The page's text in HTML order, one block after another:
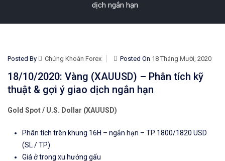
dịch ngắn hạn
Posted By Chứng Khoán Forex Posted On 18 Tháng Mười, 2020
18/10/2020: Vàng (XAUUSD) – Phân tích kỹ
thuật & gợi ý giao dịch ngắn hạn
Gold Spot / U.S. Dollar (XAUUSD)
Phân tích trên khung 16H – ngắn hạn – TP 1800/1820 USD
(SL / TP)
Giá ở trong xu hướng gấu